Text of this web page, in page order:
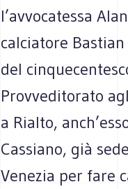
l’avvocatessa
calciatore
del
Provveditorato
a Rialto,
Cassiano, già
Venezia per fare